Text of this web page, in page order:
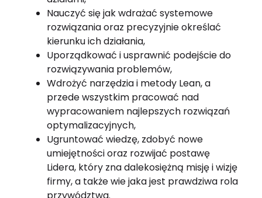
Nauczyć się jak wdrażać systemowe
rozwiązania oraz precyzyjnie określać
kierunku ich działania,
Uporządkować i usprawnić podejście do
rozwiązywania problemów,
Wdrożyć narzędzia i metody Lean, a
przede wszystkim pracować nad
wypracowaniem najlepszych rozwiązań
optymalizacyjnych,
Ugruntować wiedzę, zdobyć nowe
umiejętności oraz rozwijać postawę
Lidera, który zna dalekosiężną misję i wizję
firmy, a także wie jaka jest prawdziwa rola
przywództwa.